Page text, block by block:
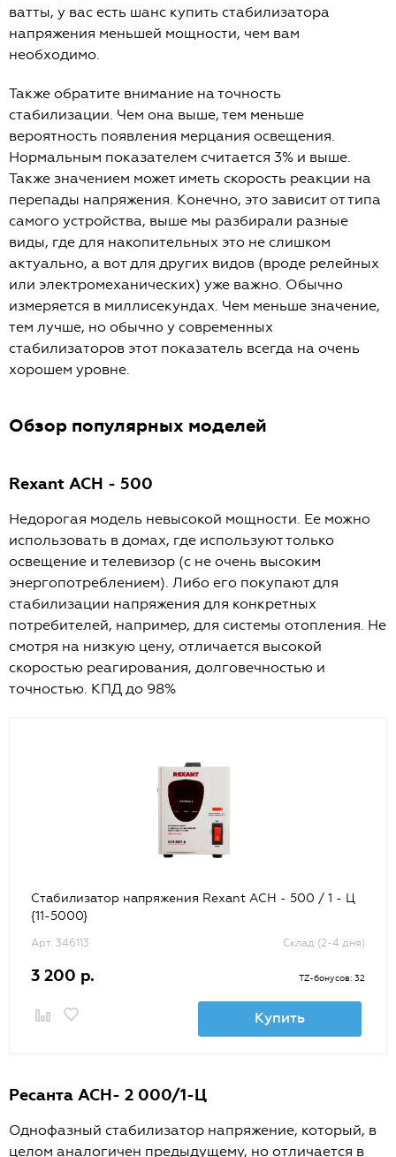
ватты, у вас есть шанс купить стабилизатора
напряжения меньшей мощности, чем вам
необходимо.
Также обратите внимание на точность
стабилизации. Чем она выше, тем меньше
вероятность появления мерцания освещения.
Нормальным показателем считается 3% и выше.
Также значением может иметь скорость реакции на
перепады напряжения. Конечно, это зависит от типа
самого устройства, выше мы разбирали разные
виды, где для накопительных это не слишком
актуально, а вот для других видов (вроде релейных
или электромеханических) уже важно. Обычно
измеряется в миллисекундах. Чем меньше значение,
тем лучше, но обычно у современных
стабилизаторов этот показатель всегда на очень
хорошем уровне.
Обзор популярных моделей
Rexant АСН - 500
Недорогая модель невысокой мощности. Ее можно
использовать в домах, где используют только
освещение и телевизор (с не очень высоким
энергопотреблением). Либо его покупают для
стабилизации напряжения для конкретных
потребителей, например, для системы отопления. Не
смотря на низкую цену, отличается высокой
скоростью реагирования, долговечностью и
точностью. КПД до 98%
Стабилизатор напряжения Rexant АСН - 500 / 1 - Ц
{11-5000}
Арт. 346113 Склад (2-4 дня)
3 200 р. TZ-бонусов: 32
Купить
Ресанта АСН- 2 000/1-Ц
Однофазный стабилизатор напряжение, который, в
целом аналогичен предыдущему, но отличается в